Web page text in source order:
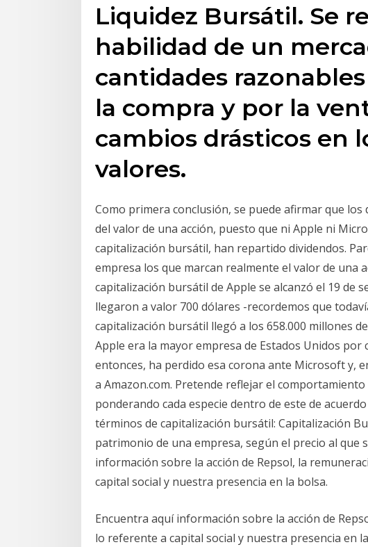
Liquidez Bursátil. Se
habilidad de un
cantidades
la compra y por la
cambios drásticos en
valores.
Como primera conclusión, se puede afirmar que
del valor de una acción, puesto que ni Apple ni
capitalización bursátil, han repartido dividendos.
empresa los que marcan realmente el valor de una
capitalización bursátil de Apple se alcanzó el 19 de
llegaron a valor 700 dólares -recordemos que
capitalización bursátil llegó a los 658.000 millones
Apple era la mayor empresa de Estados Unidos por
entonces, ha perdido esa corona ante Microsoft y,
a Amazon.com. Pretende reflejar el
ponderando cada especie dentro de este de
términos de capitalización bursátil: Capitalización
patrimonio de una empresa, según el precio al que
información sobre la acción de Repsol, la
capital social y nuestra presencia en la bolsa.
Encuentra aquí información sobre la acción de
lo referente a capital social y nuestra presencia en